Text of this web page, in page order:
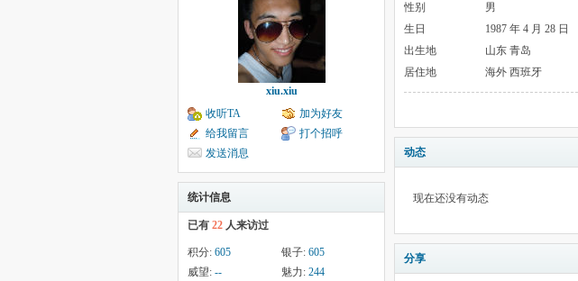
xiu.xiu
收听TA
加为好友
给我留言
打个招呼
发送消息
统计信息
已有 22 人来访过
积分: 605 银子: 605
威望: -- 魅力: 244
性别
男
生日
1987 年 4 月 28 日
出生地
山东 青岛
居住地
海外 西班牙
动态
现在还没有动态
分享